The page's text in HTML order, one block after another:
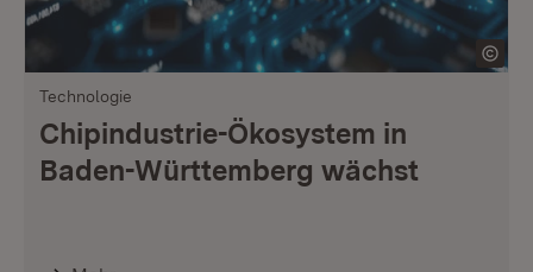
Technologie
Chipindustrie-Ökosystem in
Baden-Württemberg wächst